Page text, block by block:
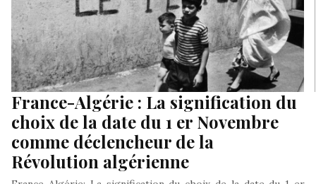
France-Algérie : La signification du
choix de la date du 1 er Novembre
comme déclencheur de la
Révolution algérienne
France-Algérie: La signification du choix de la date du 1 er